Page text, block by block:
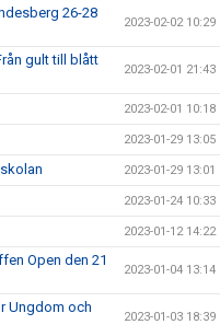
26-28
2023-02-02 10:29
gult till blått
2023-02-01 21:43
2023-02-01 10:18
2023-01-29 13:05
2023-01-29 13:01
2023-01-24 10:33
2023-01-12 14:22
Open den 21
2023-01-04 13:14
Ungdom och
2023-01-03 18:39